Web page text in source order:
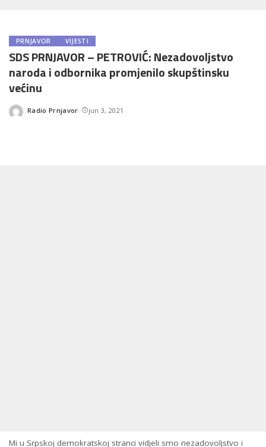
PRNJAVOR VIJESTI
SDS PRNJAVOR – PETROVIĆ: Nezadovoljstvo
naroda i odbornika promjenilo skupštinsku
većinu
Posted
Radio Prnjavor jun 3, 2021
Mi u Srpskoj demokratskoj stranci vidjeli smo nezadovoljstvo i